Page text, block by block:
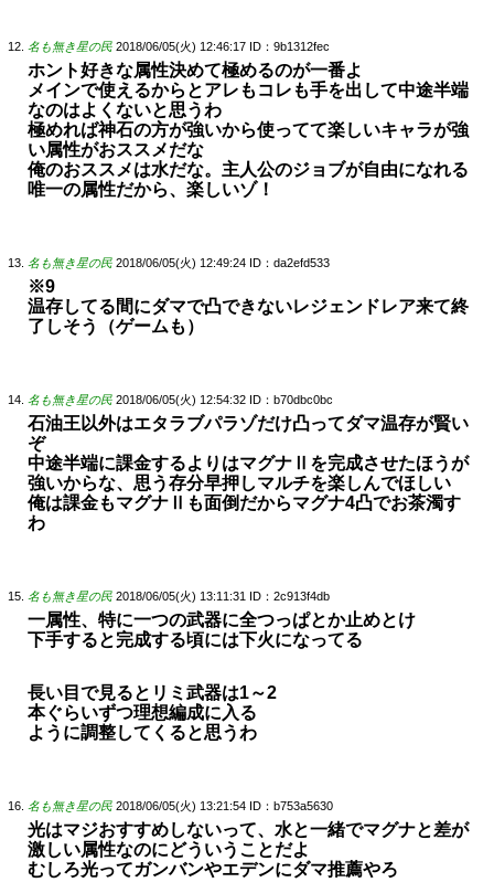
名も無き星の民 2018/06/05(火) 12:46:17 ID：9b1312fec
ホント好きな属性決めて極めるのが一番よ
メインで使えるからとアレもコレも手を出して中途半端
なのはよくないと思うわ
極めれば神石の方が強いから使ってて楽しいキャラが強
い属性がおススメだな
俺のおススメは水だな。主人公のジョブが自由になれる
唯一の属性だから、楽しいゾ！
名も無き星の民 2018/06/05(火) 12:49:24 ID：da2efd533
※9
温存してる間にダマで凸できないレジェンドレア来て終
了しそう（ゲームも）
名も無き星の民 2018/06/05(火) 12:54:32 ID：b70dbc0bc
石油王以外はエタラブパラゾだけ凸ってダマ温存が賢い
ぞ
中途半端に課金するよりはマグナⅡを完成させたほうが
強いからな、思う存分早押しマルチを楽しんでほしい
俺は課金もマグナⅡも面倒だからマグナ4凸でお茶濁す
わ
名も無き星の民 2018/06/05(火) 13:11:31 ID：2c913f4db
一属性、特に一つの武器に全つっぱとか止めとけ
下手すると完成する頃には下火になってる
長い目で見るとリミ武器は1～2
本ぐらいずつ理想編成に入る
ように調整してくると思うわ
名も無き星の民 2018/06/05(火) 13:21:54 ID：b753a5630
光はマジおすすめしないって、水と一緒でマグナと差が
激しい属性なのにどういうことだよ
むしろ光ってガンバンやエデンにダマ推薦やろ